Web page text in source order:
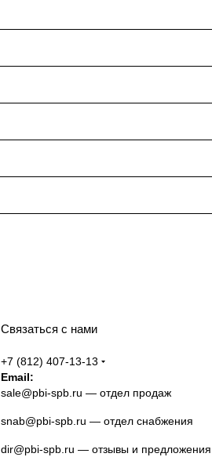
Связаться с нами
+7 (812) 407-13-13
Email:
sale@pbi-spb.ru — отдел продаж
snab@pbi-spb.ru — отдел снабжения
dir@pbi-spb.ru — отзывы и предложения